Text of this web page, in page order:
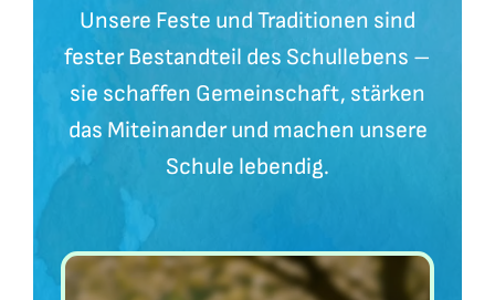
Unsere Feste und Traditionen sind
fester Bestandteil des Schullebens –
sie schaffen Gemeinschaft, stärken
das Miteinander und machen unsere
Schule lebendig.